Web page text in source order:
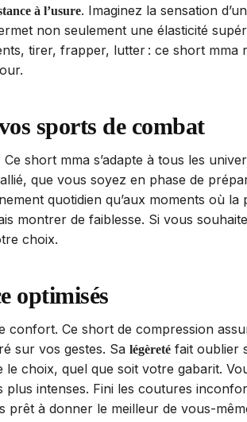
à l’usure. Imaginez la sensation
non seulement une élasticité
tirer, frapper, lutter : ce short
sports de combat
short mma s’adapte à tous les
que vous soyez en phase de
quotidien qu’aux moments où
montrer de faiblesse. Si vous
choix.
optimisés
confort. Ce short de compression
sur vos gestes. Sa légèretéfait oublier
choix, quel que soit votre gabarit.
intenses. Fini les coutures
prêt à donner le meilleur de vous-